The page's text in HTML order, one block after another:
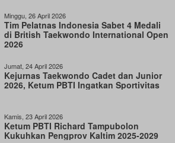
Minggu, 26 April 2026
Tim Pelatnas Indonesia Sabet 4 Medali
di British Taekwondo International Open
2026
Jumat, 24 April 2026
Kejurnas Taekwondo Cadet dan Junior
2026, Ketum PBTI Ingatkan Sportivitas
Kamis, 23 April 2026
Ketum PBTI Richard Tampubolon
Kukuhkan Pengprov Kaltim 2025-2029